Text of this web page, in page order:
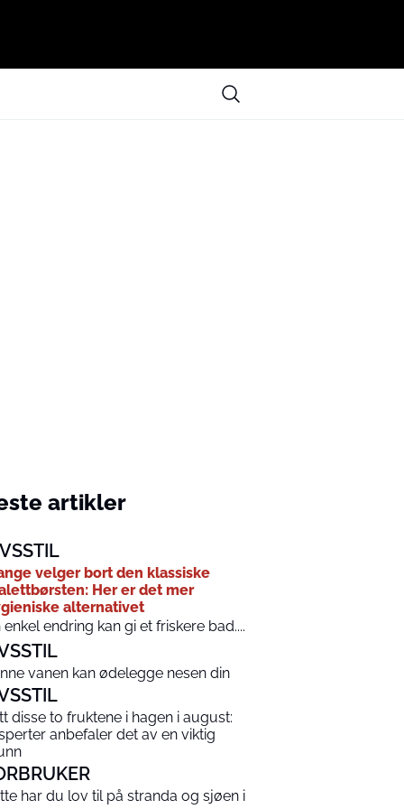
artikler
velger bort den klassiske
Her er det mer
alternativet
enkel endring kan gi et friskere bad....
vanen kan ødelegge nesen din
disse to fruktene i hagen i august:
anbefaler det av en viktig
har du lov til på stranda og sjøen i